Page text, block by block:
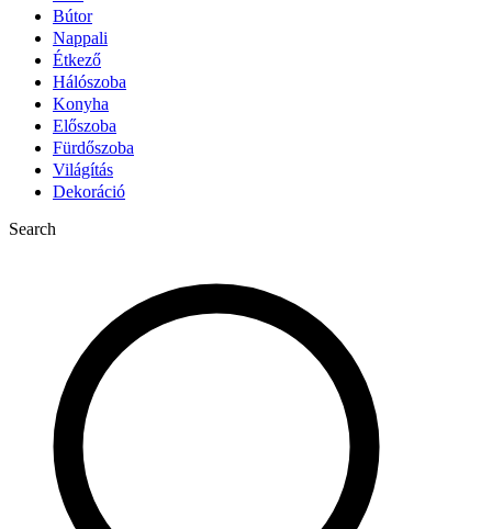
Bútor
Nappali
Étkező
Hálószoba
Konyha
Előszoba
Fürdőszoba
Világítás
Dekoráció
Search